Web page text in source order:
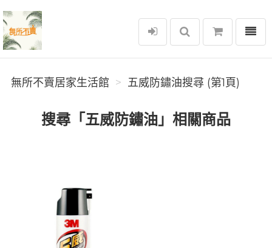
無所不賣居家生活館
選單
無所不賣居家生活館 五威防鏽油搜尋 (第1頁)
搜尋「五威防鏽油」相關商品